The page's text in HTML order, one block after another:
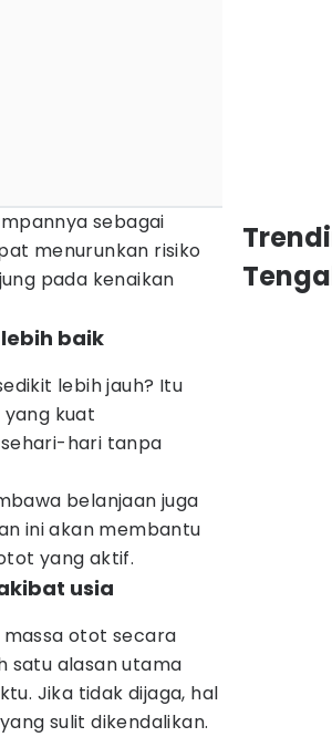
sebagai
menurunkan risiko
pada kenaikan
baik
lebih jauh? Itu
kuat
hari tanpa
belanjaan juga
ini akan membantu
yang aktif.
usia
otot secara
satu alasan utama
Jika tidak dijaga, hal
sulit dikendalikan.